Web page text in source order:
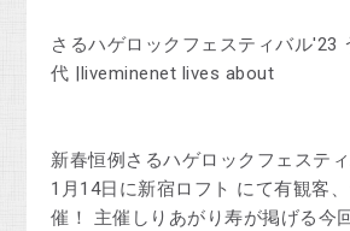
さるハゲロックフェスティバル'23
代 |liveminenet lives about
新春恒例さるハゲロックフェステ
1月14日に新宿ロフト にて有観客
催！ 主催しりあがり寿が掲げる今